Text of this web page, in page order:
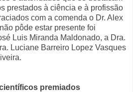
prestados à ciência e à profissão
com a comenda o Dr. Alex
pôde estar presente foi
Luis Miranda Maldonado, a Dra.
Luciane Barreiro Lopez Vasques
premiados